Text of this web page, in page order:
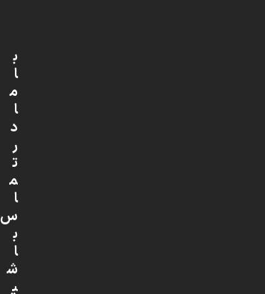
ب
ا
م
ا
د
ر
ت
م
ا
س
ب
ا
ش
ی